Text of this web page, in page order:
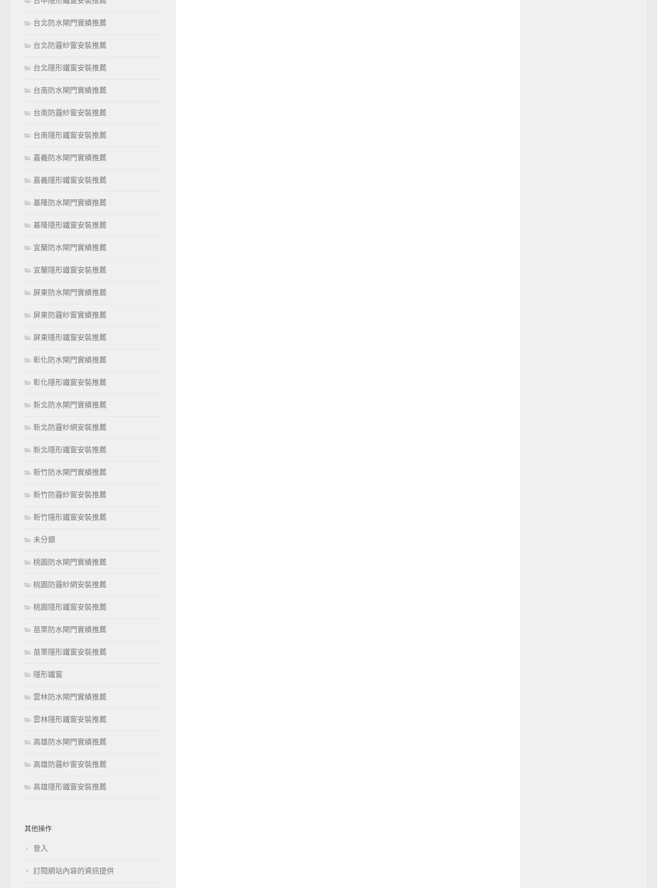
台北防水閘門實績推薦
台北防霾紗窗安裝推薦
台北隱形鐵窗安裝推薦
台南防水閘門實績推薦
台南防霾紗窗安裝推薦
台南隱形鐵窗安裝推薦
嘉義防水閘門實績推薦
嘉義隱形鐵窗安裝推薦
基隆防水閘門實績推薦
基隆隱形鐵窗安裝推薦
宜蘭防水閘門實績推薦
宜蘭隱形鐵窗安裝推薦
屏東防水閘門實績推薦
屏東防霾紗窗實績推薦
屏東隱形鐵窗安裝推薦
彰化防水閘門實績推薦
彰化隱形鐵窗安裝推薦
新北防水閘門實績推薦
新北防霾紗網安裝推薦
新北隱形鐵窗安裝推薦
新竹防水閘門實績推薦
新竹防霾紗窗安裝推薦
新竹隱形鐵窗安裝推薦
未分類
桃園防水閘門實績推薦
桃園防霾紗網安裝推薦
桃園隱形鐵窗安裝推薦
苗栗防水閘門實績推薦
苗栗隱形鐵窗安裝推薦
隱形鐵窗
雲林防水閘門實績推薦
雲林隱形鐵窗安裝推薦
高雄防水閘門實績推薦
高雄防霾紗窗安裝推薦
高雄隱形鐵窗安裝推薦
其他操作
登入
訂閱網站內容的資訊提供